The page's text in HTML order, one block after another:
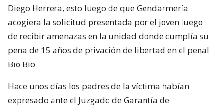
Diego Herrera, esto luego de que Gendarmería
acogiera la solicitud presentada por el joven luego
de recibir amenazas en la unidad donde cumplía su
pena de 15 años de privación de libertad en el penal
Bío Bío.
Hace unos días los padres de la víctima habían
expresado ante el Juzgado de Garantía de